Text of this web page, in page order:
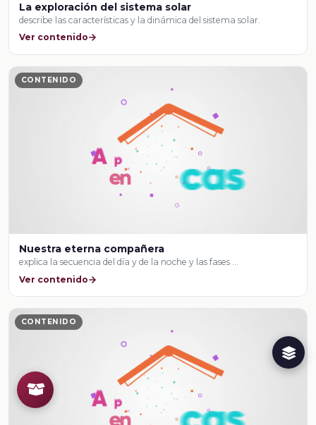
La exploración del sistema solar
describe las características y la dinámica del sistema solar.
Ver contenido
CONTENIDO
Nuestra eterna compañera
explica la secuencia del día y de la noche y las fases …
Ver contenido
CONTENIDO